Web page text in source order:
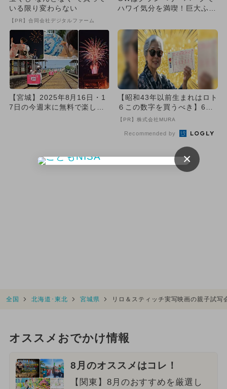
いる限り変わらない
【PR】合同会社デジタルファーム
ハワイ気分を満喫！巨大ふわ
【宮城】2025年8月16日・1
7日の今週末に無料で楽しめ
【昭和43年以前生まれはロト
６この数字を買うべき】6つ
の数字が「完全一致」する
【PR】株式会社MURA
Recommended by
全国 北海道･東北 宮城県 リロ＆スティッチ実写映画の親子試
オススメおでかけ情報
8月のオススメはコレ！
【関東】8月のおすすめを厳選し
×